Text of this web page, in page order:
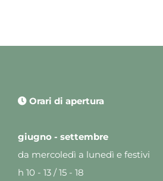
Orari di apertura
giugno - settembre
da mercoledì a lunedì e festivi
h 10 - 13 / 15 - 18